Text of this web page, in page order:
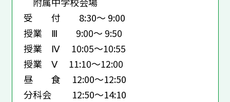
受 付 8:30～ 9:00
授業 Ⅲ 9:00～ 9:50
授業 Ⅳ 10:05～10:55
授業 Ⅴ 11:10～12:00
昼 食 12:00～12:50
分科会 12:50～14:10